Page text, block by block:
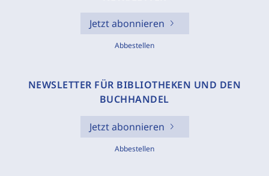
Jetzt abonnieren
Abbestellen
NEWSLETTER FÜR BIBLIOTHEKEN UND DEN
BUCHHANDEL
Jetzt abonnieren
Abbestellen